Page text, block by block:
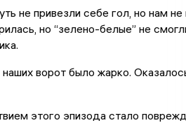
не привезли себе гол, но нам
но “зелено-белые” не
ворот было жарко.
этого эпизода стало